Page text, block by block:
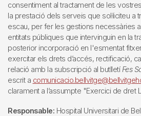
consentiment al tractament de les
la prestació dels serveis que sol·liciteu a
escau, per fer les gestions necessàries
entitats públiques que intervinguin en la
posterior incorporació en l'esmentat
exercitar els drets d’accés, rectificació,
relació amb la subscripció al butlletí Fes
escrit a
clarament a l’assumpte "Exercici de dret
Responsable: Hospital Universitari de